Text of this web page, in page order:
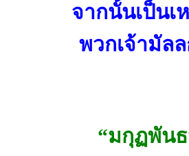
จากนั้นเป็นเ
พวกเจ้ามัล
“มกุฏพัน